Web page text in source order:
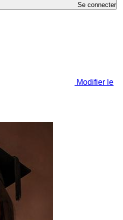
Se connecter
Modifier le